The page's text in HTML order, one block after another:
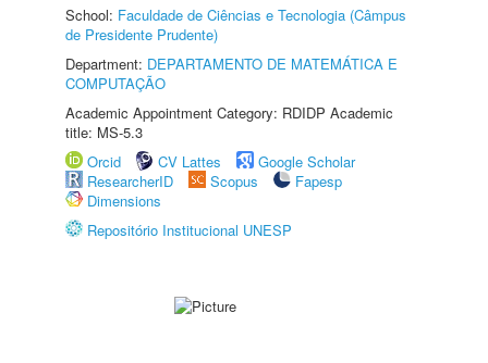
School: Faculdade de Ciências e Tecnologia (Câmpus
de Presidente Prudente)
Department: DEPARTAMENTO DE MATEMÁTICA E
COMPUTAÇÃO
Academic Appointment Category: RDIDP Academic
title: MS-5.3
Orcid
CV Lattes
Google Scholar
ResearcherID
Scopus
Fapesp
Dimensions
Repositório Institucional UNESP